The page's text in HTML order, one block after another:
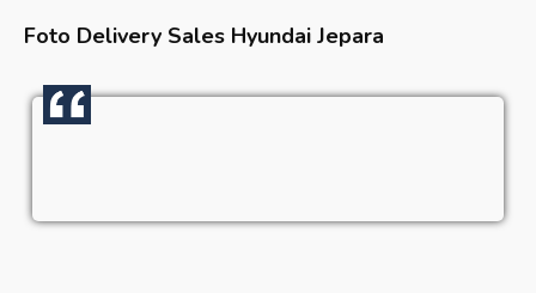
Foto Delivery Sales Hyundai Jepara